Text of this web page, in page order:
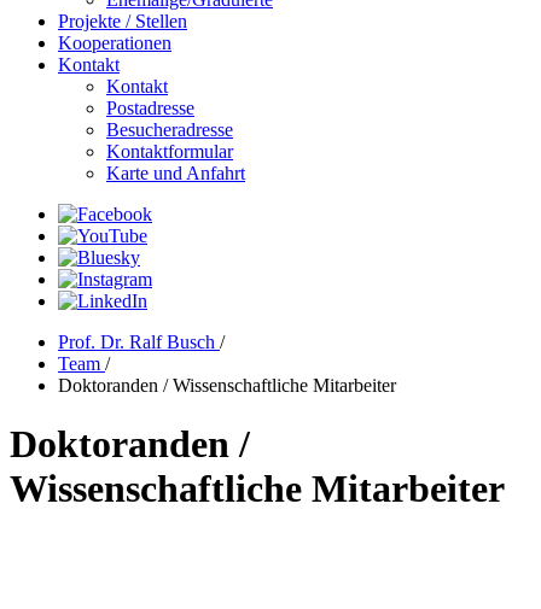
Projekte / Stellen
Kooperationen
Kontakt
Kontakt
Postadresse
Besucheradresse
Kontaktformular
Karte und Anfahrt
Prof. Dr. Ralf Busch /
Team /
Doktoranden / Wissenschaftliche Mitarbeiter
Doktoranden /
Wissenschaftliche Mitarbeiter